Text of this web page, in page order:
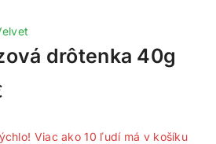
drôtenka 40g
predaných za posledných 2
Viac ako 10 ľudí má v košíku